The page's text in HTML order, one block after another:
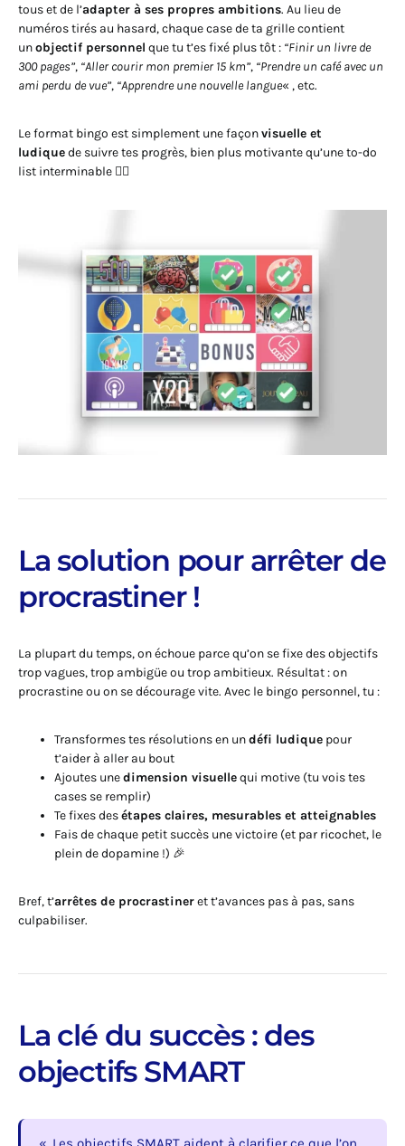
tous et de l’adapter à ses propres ambitions. Au lieu de
numéros tirés au hasard, chaque case de ta grille contient
unobjectif personnel que tu t’es fixé plus tôt : “Finir un livre de
300 pages”, “Aller courir mon premier 15 km”, “Prendre un café avec un
ami perdu de vue”, “Apprendre une nouvelle langue« , etc.
Le format bingo est simplement une façonvisuelle et
ludiquede suivre tes progrès, bien plus motivante qu’une to-do
list interminable 😮‍💨
La solution pour arrêter de
procrastiner !
La plupart du temps, on échoue parce qu’on se fixe des objectifs
trop vagues, trop ambigüe ou trop ambitieux. Résultat : on
procrastine ou on se décourage vite. Avec le bingo personnel, tu :
Transformes tes résolutions en undéfi ludique pour
t’aider à aller au bout
Ajoutes unedimension visuellequi motive (tu vois tes
cases se remplir)
Te fixes desétapes claires, mesurables et atteignables
Fais de chaque petit succès une victoire (et par ricochet, le
plein de dopamine !) 🎉
Bref, t’arrêtes de procrastineret t’avances pas à pas, sans
culpabiliser.
La clé du succès : des
objectifs SMART